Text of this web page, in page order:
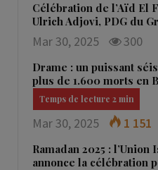
Célébration de l’Aïd El
Ulrich Adjovi, PDG du
Mar 30, 2025 300
Drame : un puissant
plus de 1.600 morts en
Mar 30, 2025 1 151
Ramadan 2025 :
annonce la célébration